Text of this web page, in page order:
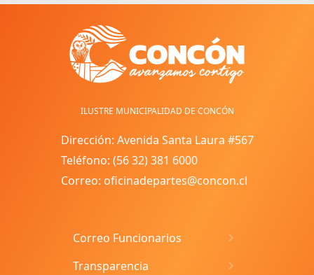
ILUSTRE MUNICIPALIDAD DE CONCÓN
Dirección: Avenida Santa Laura #567
Teléfono: (56 32) 381 6000
Correo: oficinadepartes@concon.cl
Correo Funcionarios
Transparencia